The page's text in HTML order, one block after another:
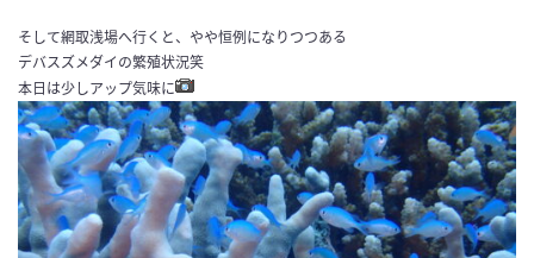
そして網取浅場へ行くと、やや恒例になりつつある
デバスズメダイの繁殖状況笑
本日は少しアップ気味に